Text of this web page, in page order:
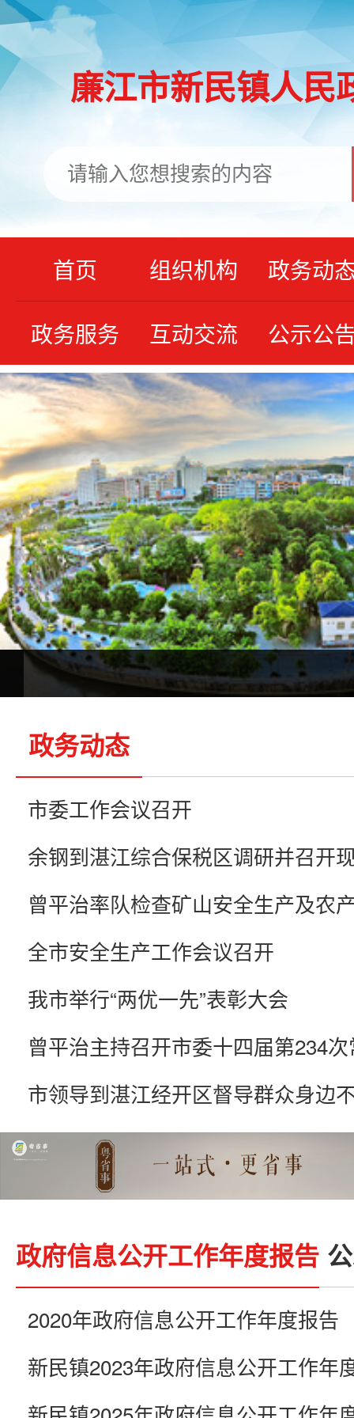
廉江市新民镇人民
首页 组织机构 政务动
政务服务 互动交流 公示公
政务动态
市委工作会议召开
全市安全生产工作会议召开
我市举行“两优一先”表彰大会
政府信息公开工作年度报告
2020年政府信息公开工作年度报告
新民镇2023年政府信息公开工作年